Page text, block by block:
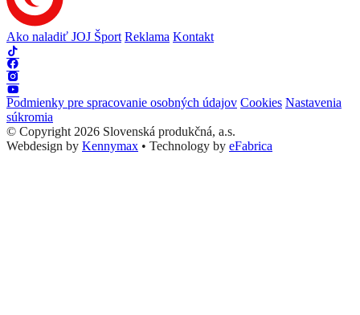
Ako naladiť JOJ Šport Reklama Kontakt
Podmienky pre spracovanie osobných údajov Cookies Nastavenia
súkromia
© Copyright 2026 Slovenská produkčná, a.s.
Webdesign by Kennymax • Technology by eFabrica